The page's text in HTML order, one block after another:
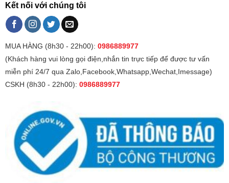
Kết nối với chúng tôi
MUA HÀNG (8h30 - 22h00): 0986889977
(Khách hàng vui lòng gọi điện,nhắn tin trực tiếp để được tư vấn
miễn phí 24/7 qua Zalo,Facebook,Whatsapp,Wechat,Imessage)
CSKH (8h30 - 22h00): 0986889977